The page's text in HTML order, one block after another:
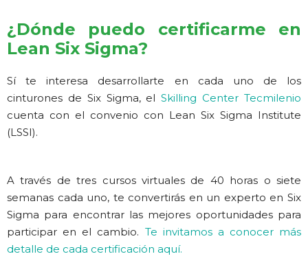
¿Dónde puedo certificarme en
Lean Six Sigma?
Sí te interesa desarrollarte en cada uno de los
cinturones de Six Sigma, elSkilling Center Tecmilenio
cuenta con el convenio con Lean Six Sigma Institute
(LSSI).
A través de tres cursos virtuales de 40 horas o siete
semanas cada uno, te convertirás en un experto en Six
Sigma para encontrar las mejores oportunidades para
participar en el cambio. Te invitamos a conocer más
detalle de cada certificación aquí.